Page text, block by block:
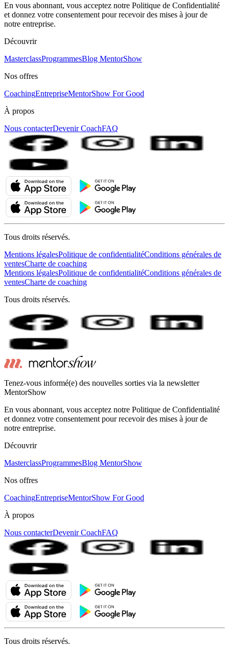
En vous abonnant, vous acceptez notre Politique de Confidentialité
et donnez votre consentement pour recevoir des mises à jour de
notre entreprise.
Découvrir
MasterclassProgrammesBlog MentorShow
Nos offres
CoachingEntrepriseMentorShow For Good
À propos
Nous contacterDevenir CoachFAQ
Tous droits réservés.
Mentions légalesPolitique de confidentialitéConditions générales de
ventesCharte de coaching
Mentions légalesPolitique de confidentialitéConditions générales de
ventesCharte de coaching
Tous droits réservés.
Tenez-vous informé(e) des nouvelles sorties via la newsletter
MentorShow
En vous abonnant, vous acceptez notre Politique de Confidentialité
et donnez votre consentement pour recevoir des mises à jour de
notre entreprise.
Découvrir
MasterclassProgrammesBlog MentorShow
Nos offres
CoachingEntrepriseMentorShow For Good
À propos
Nous contacterDevenir CoachFAQ
Tous droits réservés.